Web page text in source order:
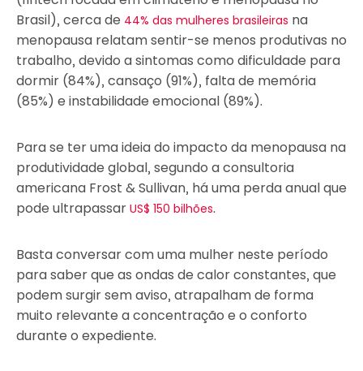
Brasil), cerca de 44% das mulheres brasileiras na
menopausa relatam sentir-se menos produtivas no
trabalho, devido a sintomas como dificuldade para
dormir (84%), cansaço (91%), falta de memória
(85%) e instabilidade emocional (89%).
Para se ter uma ideia do impacto da menopausa na
produtividade global, segundo a consultoria
americana Frost & Sullivan, há uma perda anual que
pode ultrapassar US$ 150 bilhões.
Basta conversar com uma mulher neste período
para saber que as ondas de calor constantes, que
podem surgir sem aviso, atrapalham de forma
muito relevante a concentração e o conforto
durante o expediente.